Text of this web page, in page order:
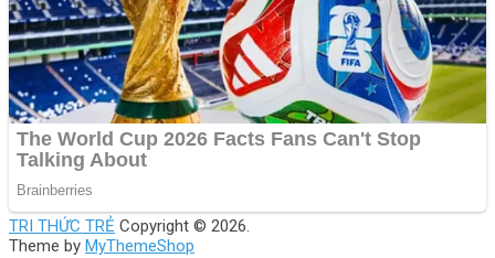
TRI THỨC TRẺ Copyright © 2026.
Theme by MyThemeShop